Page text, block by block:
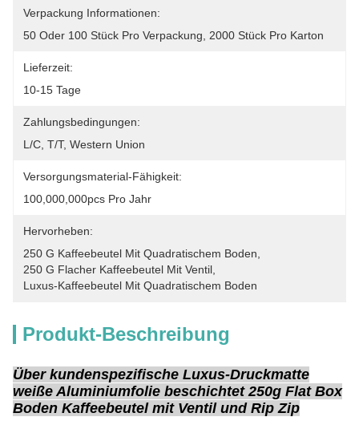
Verpackung Informationen:
50 Oder 100 Stück Pro Verpackung, 2000 Stück Pro Karton
Lieferzeit:
10-15 Tage
Zahlungsbedingungen:
L/C, T/T, Western Union
Versorgungsmaterial-Fähigkeit:
100,000,000pcs Pro Jahr
Hervorheben:
250 G Kaffeebeutel Mit Quadratischem Boden
250 G Flacher Kaffeebeutel Mit Ventil
Luxus-Kaffeebeutel Mit Quadratischem Boden
Produkt-Beschreibung
Über kundenspezifische Luxus-Druckmatte
weiße Aluminiumfolie beschichtet 250g Flat Box
Boden Kaffeebeutel mit Ventil und Rip Zip